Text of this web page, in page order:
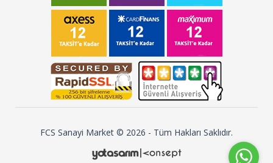
FCS Sanayi Market © 2026 - Tüm Hakları Saklıdır.